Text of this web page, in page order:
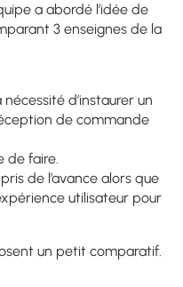
a abordé l’idée de
3 enseignes de la
d’instaurer un
de commande
de faire.
de l’avance alors que
utilisateur pour
un petit comparatif.